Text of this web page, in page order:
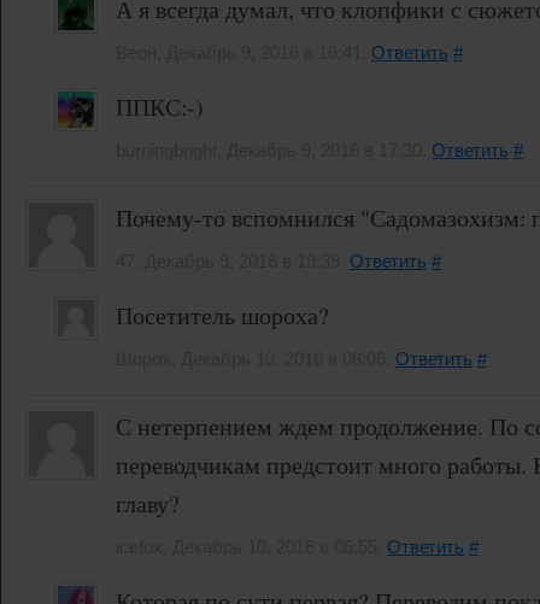
А я всегда думал, что клопфики с
Ответить #
ППКС:-)
Ответить #
Почему-то вспомнился "Садомазохизм:
Ответить #
Посетитель шороха?
Ответить #
С нетерпением ждем продолжение. По
переводчикам предстоит много
главу?
Ответить #